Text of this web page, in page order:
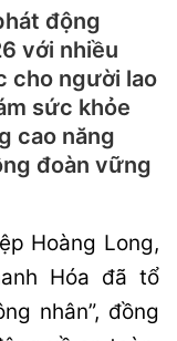
động
với nhiều
cho người lao
sức khỏe
cao năng
đoàn vững
Hoàng Long,
Hóa đã tổ
nhân”, đồng